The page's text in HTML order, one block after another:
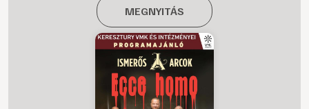
MEGNYITÁS